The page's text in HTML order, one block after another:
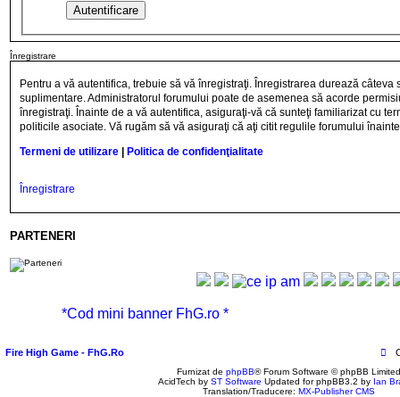
Înregistrare
Pentru a vă autentifica, trebuie să vă înregistraţi. Înregistrarea durează câteva
suplimentare. Administratorul forumului poate de asemenea să acorde
înregistraţi. Înainte de a vă autentifica, asiguraţi-vă că sunteţi familiarizat cu
politicile asociate. Vă rugăm să vă asiguraţi că aţi citit regulile forumului
Termeni de utilizare
Politica de confidenţialitate
Înregistrare
PARTENERI
*Cod mini banner FhG.ro *
Fire High Game - FhG.Ro
Furnizat de phpBB® Forum Software © phpBB Limited
AcidTech by ST Software Updated for phpBB3.2 by Ian
Translation/Traducere: MX-Publisher CMS